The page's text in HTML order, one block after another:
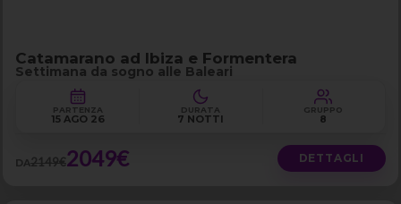
Catamarano ad Ibiza e Formentera
Settimana da sogno alle Baleari
PARTENZA
15 AGO 26
DURATA
7 NOTTI
GRUPPO
8
DA2149€2049€ DETTAGLI